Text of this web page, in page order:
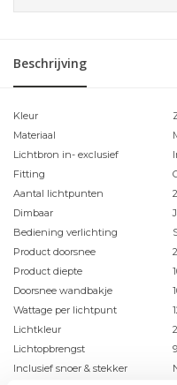
Beschrijving
Kleur
Materiaal
Lichtbron in- exclusief
Fitting
Aantal lichtpunten
2
Dimbaar
Bediening verlichting
Product doorsnee
Product diepte
Doorsnee wandbakje
Wattage per lichtpunt
Lichtkleur
Lichtopbrengst
Inclusief snoer & stekker